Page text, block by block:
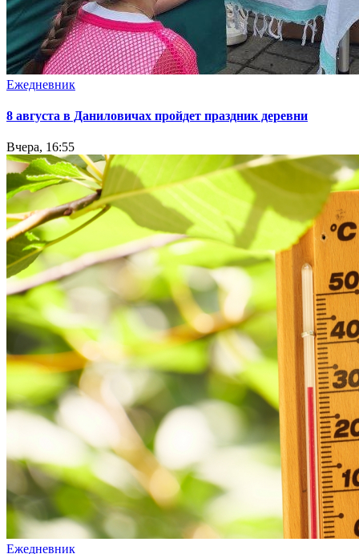
Ежедневник
8 августа в Даниловичах пройдет праздник деревни
Вчера, 16:55
Ежедневник